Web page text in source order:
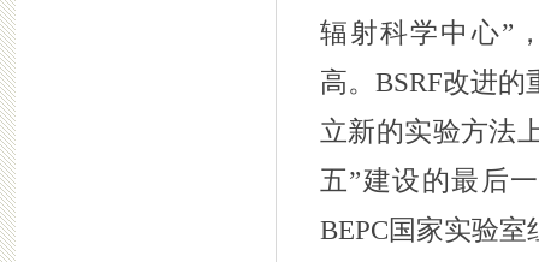
辐射科学中心”
高。BSRF改进
立新的实验方法
五”建设的最后
BEPC国家实验